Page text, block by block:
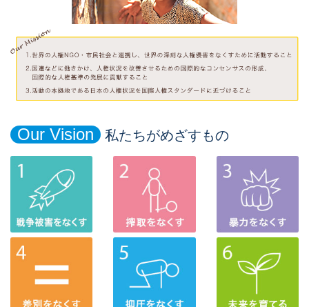
Our Vision 私たちがめざすもの